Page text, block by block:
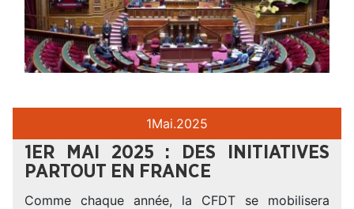
1Mai.2025
1ER MAI 2025 : DES INITIATIVES
PARTOUT EN FRANCE
Comme chaque année, la CFDT se mobilisera